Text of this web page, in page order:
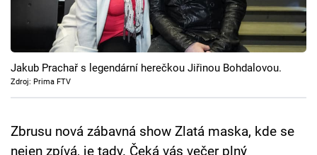
Cool Esport
Pořady
TV Program
Jakub Prachař s legendární herečkou Jiřinou Bohdalovou.
Zdroj: Prima FTV
Zbrusu nová zábavná show Zlatá maska, kde se
nejen zpívá, je tady. Čeká vás večer plný